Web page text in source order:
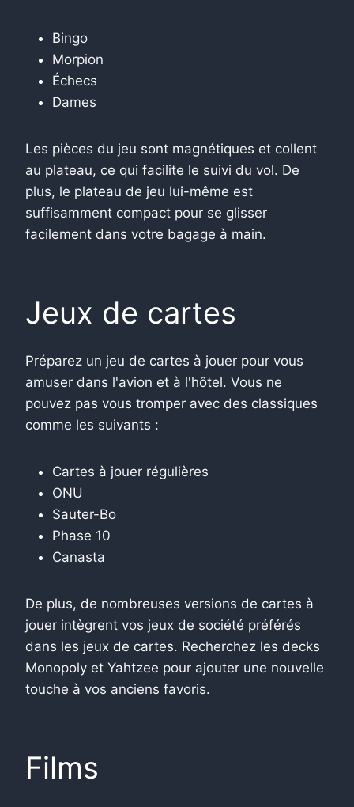
Bingo
Morpion
Échecs
Dames
Les pièces du jeu sont magnétiques et collent
au plateau, ce qui facilite le suivi du vol. De
plus, le plateau de jeu lui-même est
suffisamment compact pour se glisser
facilement dans votre bagage à main.
Jeux de cartes
Préparez un jeu de cartes à jouer pour vous
amuser dans l'avion et à l'hôtel. Vous ne
pouvez pas vous tromper avec des classiques
comme les suivants :
Cartes à jouer régulières
ONU
Sauter-Bo
Phase 10
Canasta
De plus, de nombreuses versions de cartes à
jouer intègrent vos jeux de société préférés
dans les jeux de cartes. Recherchez les decks
Monopoly et Yahtzee pour ajouter une nouvelle
touche à vos anciens favoris.
Films